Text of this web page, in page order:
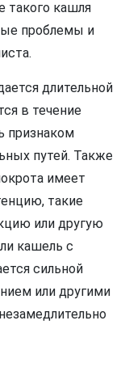
такого кашля
проблемы и
длительной
в течение
признаком
путей. Также
имеет
такие
или другую
кашель с
сильной
или другими